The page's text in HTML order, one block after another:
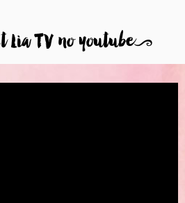
Lia TV no youtube9